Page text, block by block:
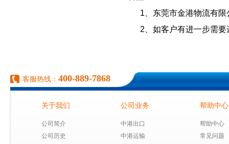
1、东莞市金港物流有
2、如客户有进一步需
客服热线： 400-889-7868
关于我们
公司简介
公司历史
公司业务
中港出口
中港运输
帮助中心
帮助中心
常见问题